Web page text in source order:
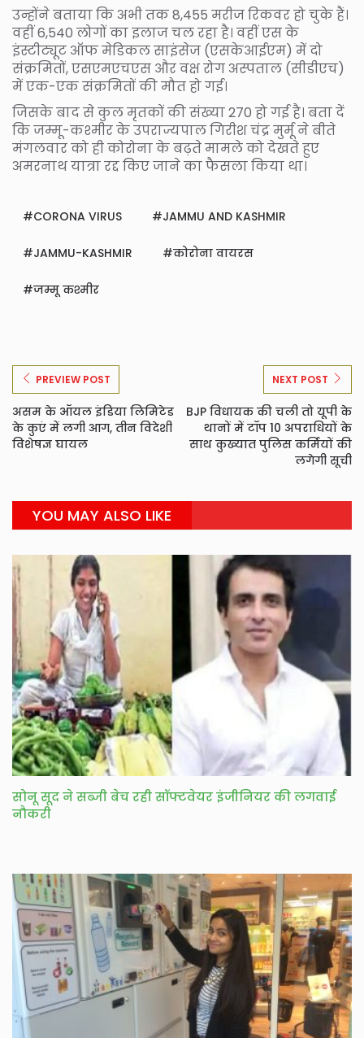
उन्होंने बताया कि अभी तक 8,455 मरीज रिकवर हो चुके हैं।
वहीं 6,540 लोगों का इलाज चल रहा है। वहीं एस के
इंस्टीट्यूट ऑफ मेडिकल साइंसेज (एसकेआईएम) में दो
संक्रमितों, एसएमएचएस और वक्ष रोग अस्पताल (सीडीएच)
में एक-एक संक्रमितों की मौत हो गई।
जिसके बाद से कुल मृतकों की संख्या 270 हो गई है। बता दें
कि जम्मू-कश्मीर के उपराज्यपाल गिरीश चंद्र मुर्मू ने बीते
मंगलवार को ही कोरोना के बढ़ते मामले को देखते हुए
अमरनाथ यात्रा रद्द किए जाने का फैसला किया था।
CORONA VIRUS JAMMU AND KASHMIR
JAMMU-KASHMIR कोरोना वायरस
जम्मू कश्मीर
PREVIEW POST
असम के ऑयल इंडिया लिमिटेड
के कुएं में लगी आग, तीन विदेशी
विशेषज्ञ घायल
NEXT POST
BJP विधायक की चली तो यूपी के
थानों में टॉप 10 अपराधियों के
साथ कुख्यात पुलिस कर्मियों की
लगेगी सूची
YOU MAY ALSO LIKE
सोनू सूद ने सब्जी बेच रही सॉफ्टवेयर इंजीनियर की लगवाई
नौकरी